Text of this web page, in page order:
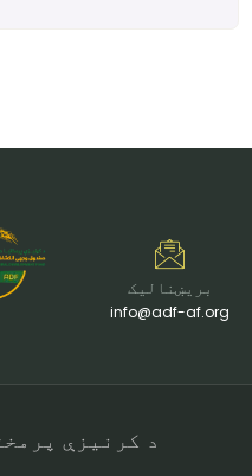
بریښنالیک
info@adf-af.org
د کرنیزې پرمختیا